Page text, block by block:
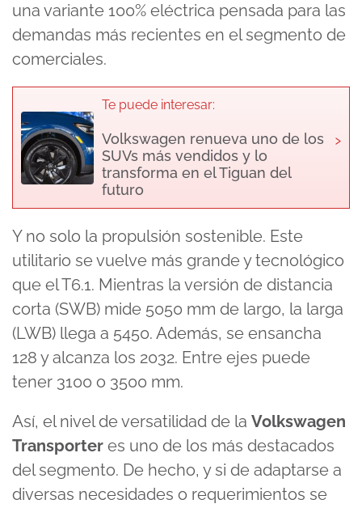
una variante 100% eléctrica pensada para las
demandas más recientes en el segmento de
comerciales.
Te puede interesar:
Volkswagen renueva uno de los
SUVs más vendidos y lo
transforma en el Tiguan del
futuro
›
Y no solo la propulsión sostenible. Este
utilitario se vuelve más grande y tecnológico
que el T6.1. Mientras la versión de distancia
corta (SWB) mide 5050 mm de largo, la larga
(LWB) llega a 5450. Además, se ensancha
128 y alcanza los 2032. Entre ejes puede
tener 3100 o 3500 mm.
Así, el nivel de versatilidad de la Volkswagen
Transporter es uno de los más destacados
del segmento. De hecho, y si de adaptarse a
diversas necesidades o requerimientos se